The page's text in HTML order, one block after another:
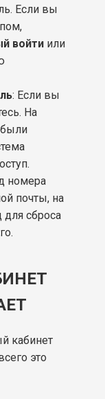
Если вы
войти или
: Если вы
На
номера
почты, на
сброса
кабинет
это